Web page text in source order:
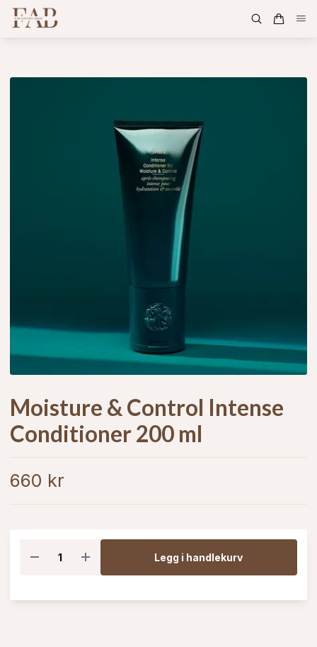
Moisture & Control Intense
Conditioner 200 ml
660 kr
Legg i handlekurv